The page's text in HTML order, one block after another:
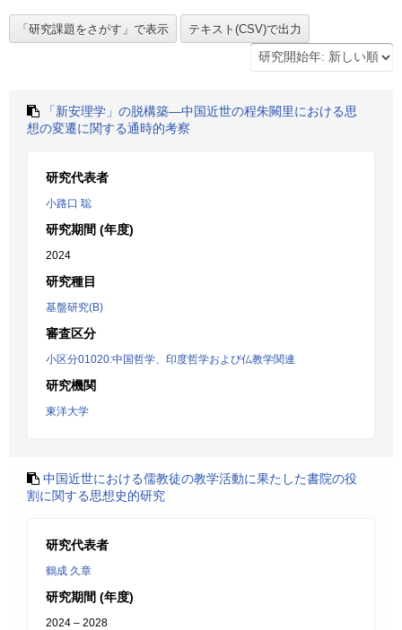
「新安理学」の脱構築―中国近世の程朱闕里における思
想の変遷に関する通時的考察
研究代表者
小路口 聡
研究期間 (年度)
2024
研究種目
基盤研究(B)
審査区分
小区分01020:中国哲学、印度哲学および仏教学関連
研究機関
東洋大学
中国近世における儒教徒の教学活動に果たした書院の役
割に関する思想史的研究
研究代表者
鶴成 久章
研究期間 (年度)
2024 – 2028